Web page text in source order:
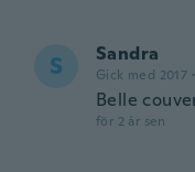
S Sandra
Gick med 2017 ·
Belle
för 2 år sen